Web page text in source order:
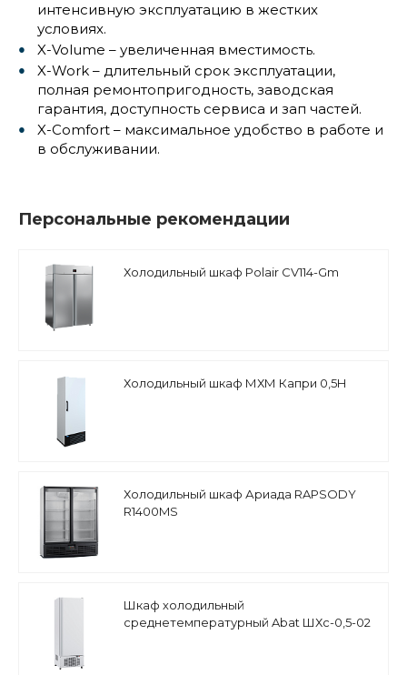
интенсивную эксплуатацию в жестких
условиях.
X-Volume – увеличенная вместимость.
X-Work – длительный срок эксплуатации,
полная ремонтопригодность, заводская
гарантия, доступность сервиса и зап частей.
X-Comfort – максимальное удобство в работе и
в обслуживании.
Персональные рекомендации
Холодильный шкаф Polair CV114-Gm
Холодильный шкаф МХМ Капри 0,5Н
Холодильный шкаф Ариада RAPSODY
R1400MS
Шкаф холодильный
среднетемпературный Abat ШХс-0,5-02